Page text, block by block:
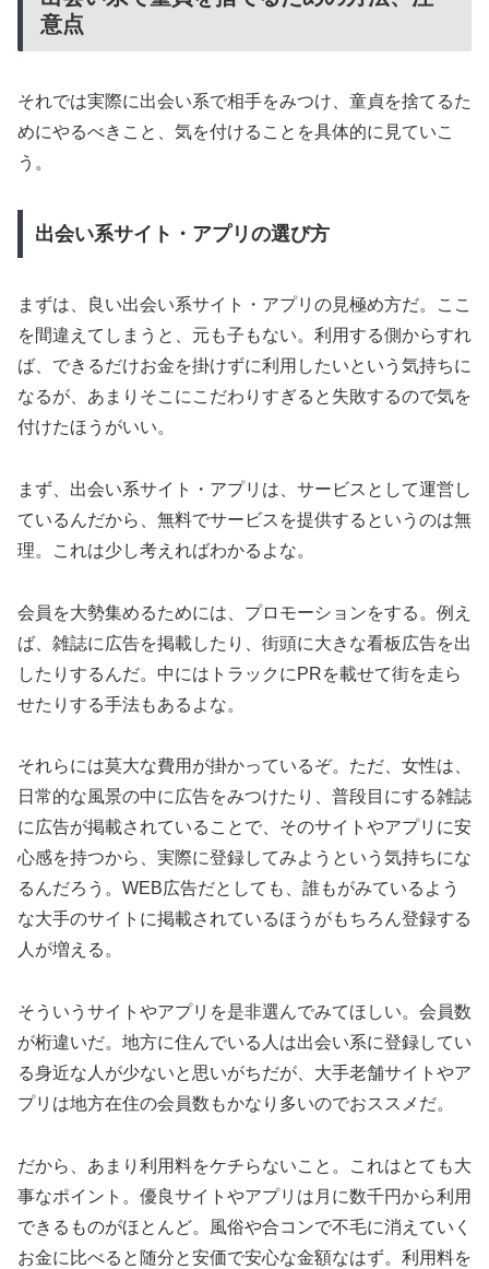
意点
それでは実際に出会い系で相手をみつけ、童貞を捨てるた
めにやるべきこと、気を付けることを具体的に見ていこ
う。
出会い系サイト・アプリの選び方
まずは、良い出会い系サイト・アプリの見極め方だ。ここ
を間違えてしまうと、元も子もない。利用する側からすれ
ば、できるだけお金を掛けずに利用したいという気持ちに
なるが、あまりそこにこだわりすぎると失敗するので気を
付けたほうがいい。
まず、出会い系サイト・アプリは、サービスとして運営し
ているんだから、無料でサービスを提供するというのは無
理。これは少し考えればわかるよな。
会員を大勢集めるためには、プロモーションをする。例え
ば、雑誌に広告を掲載したり、街頭に大きな看板広告を出
したりするんだ。中にはトラックにPRを載せて街を走ら
せたりする手法もあるよな。
それらには莫大な費用が掛かっているぞ。ただ、女性は、
日常的な風景の中に広告をみつけたり、普段目にする雑誌
に広告が掲載されていることで、そのサイトやアプリに安
心感を持つから、実際に登録してみようという気持ちにな
るんだろう。WEB広告だとしても、誰もがみているよう
な大手のサイトに掲載されているほうがもちろん登録する
人が増える。
そういうサイトやアプリを是非選んでみてほしい。会員数
が桁違いだ。地方に住んでいる人は出会い系に登録してい
る身近な人が少ないと思いがちだが、大手老舗サイトやア
プリは地方在住の会員数もかなり多いのでおススメだ。
だから、あまり利用料をケチらないこと。これはとても大
事なポイント。優良サイトやアプリは月に数千円から利用
できるものがほとんど。風俗や合コンで不毛に消えていく
お金に比べると随分と安価で安心な金額なはず。利用料を